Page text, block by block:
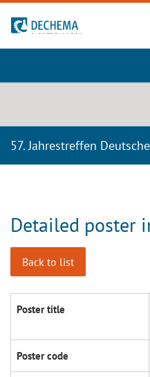
To the homepage
57. Jahrestreffen
Detailed poster
Back to list
Poster title
Poster code